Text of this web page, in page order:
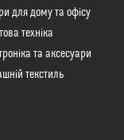
для дому та офісу
техніка
та аксесуари
текстиль